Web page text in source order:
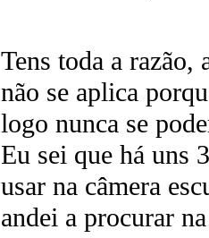
Tens toda a razão,
não se aplica
logo nunca se
Eu sei que há uns
usar na câmera
andei a procurar